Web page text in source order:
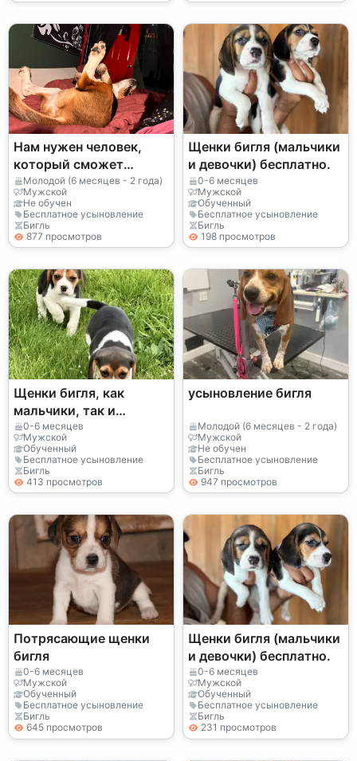
Нам нужен человек,
который сможет
уделять время биглю.
Молодой (6 месяцев - 2 года)
Мужской
Не обучен
Бесплатное усыновление
Бигль
877 просмотров
Щенки бигля (мальчики
и девочки) бесплатно.
0-6 месяцев
Мужской
Обученный
Бесплатное усыновление
Бигль
198 просмотров
Щенки бигля, как
мальчики, так и
девочки, дарятся в
качестве подарков.
0-6 месяцев
Мужской
Обученный
Бесплатное усыновление
Бигль
413 просмотров
усыновление бигля
Молодой (6 месяцев - 2 года)
Мужской
Не обучен
Бесплатное усыновление
Бигль
947 просмотров
Потрясающие щенки
бигля
0-6 месяцев
Мужской
Обученный
Бесплатное усыновление
Бигль
645 просмотров
Щенки бигля (мальчики
и девочки) бесплатно.
0-6 месяцев
Мужской
Обученный
Бесплатное усыновление
Бигль
231 просмотров